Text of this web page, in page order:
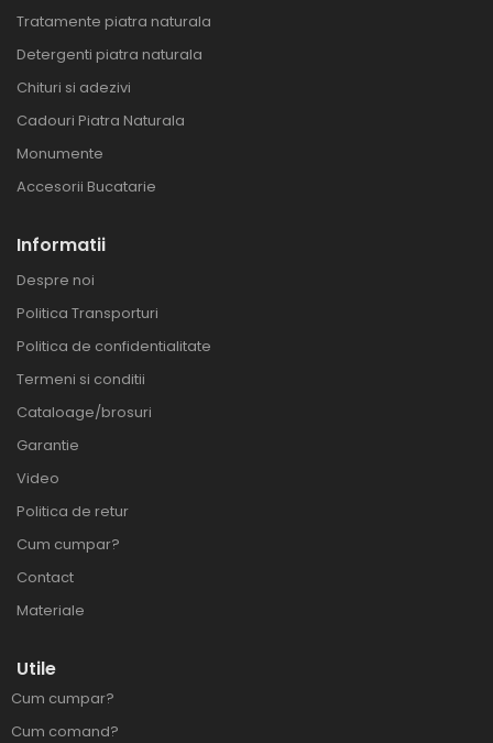
Tratamente piatra naturala
Detergenti piatra naturala
Chituri si adezivi
Cadouri Piatra Naturala
Monumente
Accesorii Bucatarie
Informatii
Despre noi
Politica Transporturi
Politica de confidentialitate
Termeni si conditii
Cataloage/brosuri
Garantie
Video
Politica de retur
Cum cumpar?
Contact
Materiale
Utile
Cum cumpar?
Cum comand?